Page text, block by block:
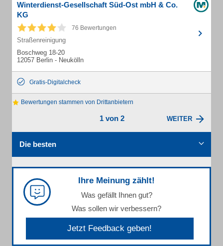
Winterdienst-Gesellschaft Süd-Ost mbH & Co.
KG
76 Bewertungen
Straßenreinigung
Boschweg 18-20
12057 Berlin - Neukölln
Gratis-Digitalcheck
Bewertungen stammen von Drittanbietern
1 von 2 WEITER
Die besten
Ihre Meinung zählt!
Was gefällt Ihnen gut?
Was sollen wir verbessern?
Jetzt Feedback geben!